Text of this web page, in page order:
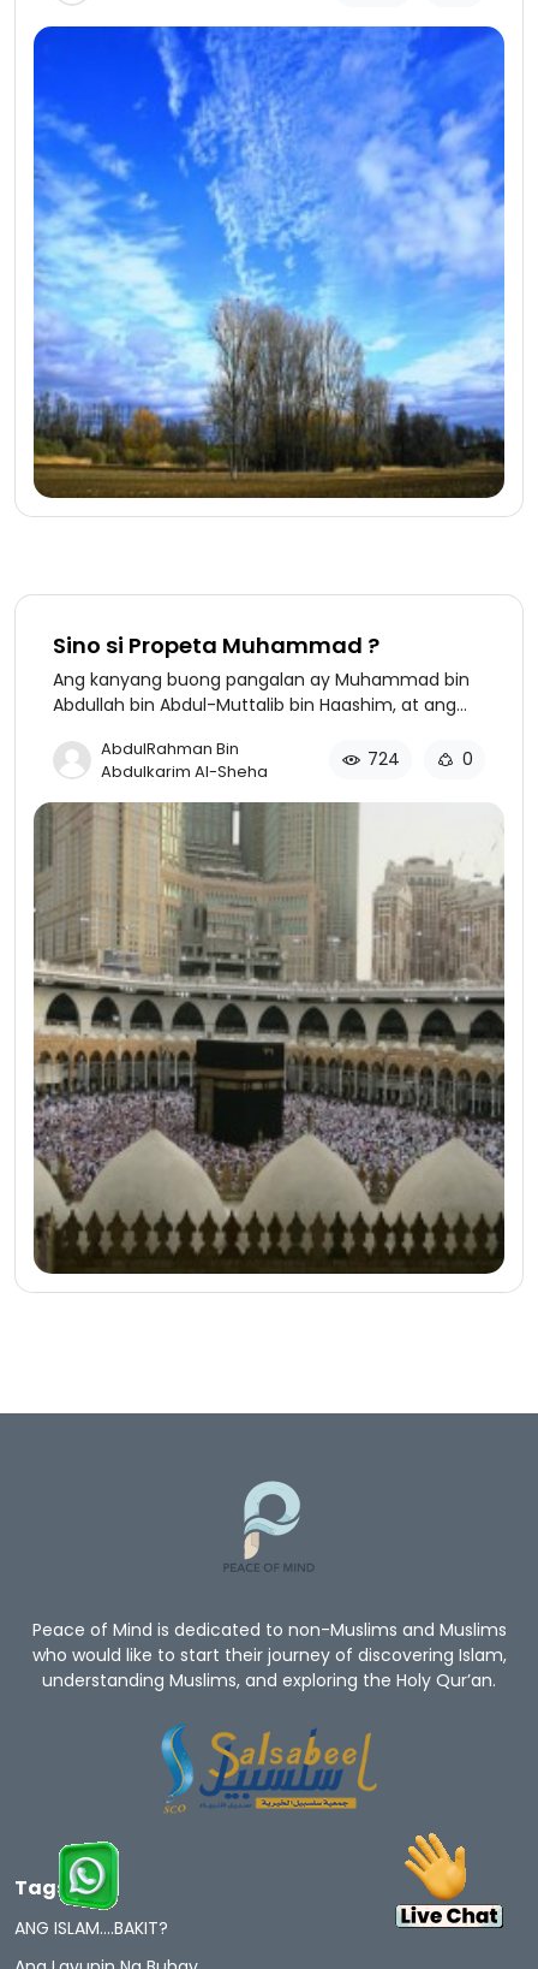
Sino si Propeta Muhammad ?
Ang kanyang buong pangalan ay Muhammad bin
Abdullah bin Abdul-Muttalib bin Haashim, at ang
sa tribu ng Qureish na ang mga ninuno ay
nagmula kay 'Adnaan'. Si 'Adnaan' ay mula sa mga
anak ni Ismael , ang Propeta ng Allah at anak ni
Abraham , ang 'Khaleel' ng Allah .
AbdulRahman Bin
Abdulkarim Al-Sheha
724 0
Peace of Mind is dedicated to non-Muslims and Muslims
who would like to start their journey of discovering Islam,
understanding Muslims, and exploring the Holy Qur’an.
Tags
ANG ISLAM….BAKIT?